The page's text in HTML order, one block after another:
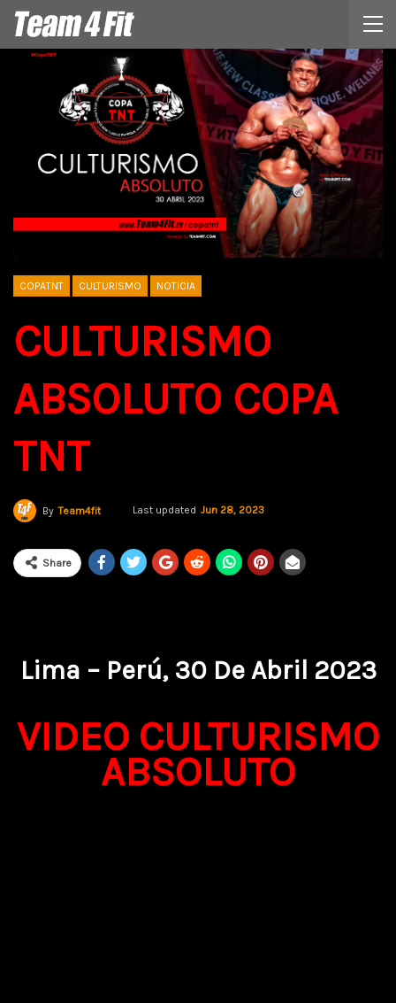
COPATNT CULTURISMO NOTICIA
CULTURISMO
ABSOLUTO COPA
TNT
By Team4fit Last updated Jun 28, 2023
Share
Lima – Perú, 30 De Abril 2023
VIDEO CULTURISMO
ABSOLUTO